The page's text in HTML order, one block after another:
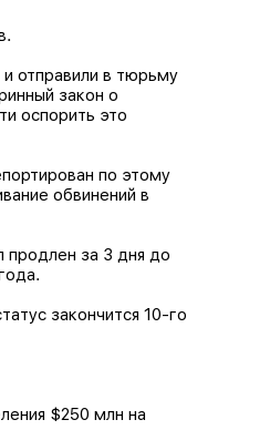
отправили в тюрьму
закон о
оспорить это
по этому
обвинений в
продлен за 3 дня до
закончится 10-го
$250 млн на